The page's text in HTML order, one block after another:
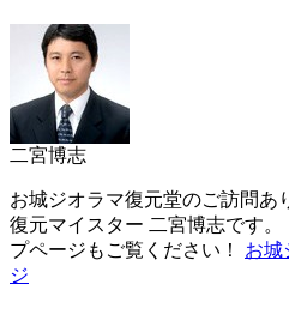
二宮博志
お城ジオラマ復元堂のご訪問あ
復元マイスター 二宮博志です
プページもご覧ください！ お城
ジ